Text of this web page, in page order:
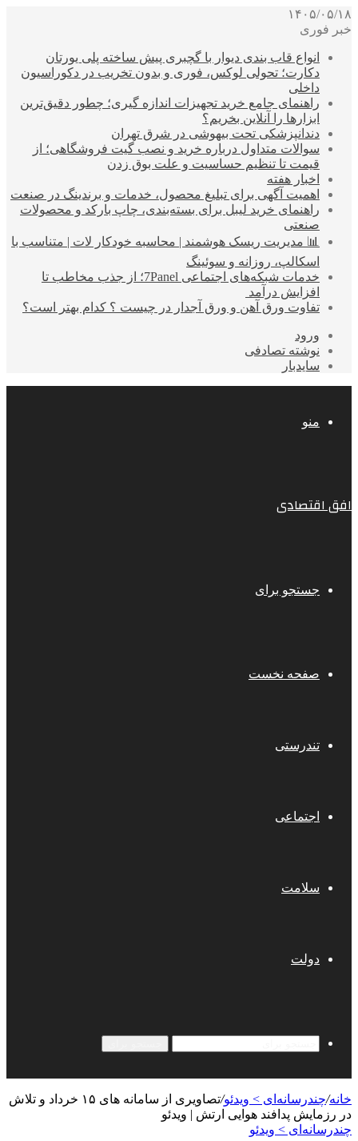
۱۴۰۵/۰۵/۱۸
خبر فوری
انواع قاب بندی دیوار با گچبری پیش ساخته پلی یورتان
دکارت؛ تحولی لوکس، فوری و بدون تخریب در دکوراسیون
داخلی
راهنمای جامع خرید تجهیزات اندازه گیری؛ چطور دقیق‌ترین
ابزارها را آنلاین بخریم؟
دندانپزشکی تحت بیهوشی در شرق تهران
سوالات متداول درباره خرید و نصب گیت فروشگاهی؛ از
قیمت تا تنظیم حساسیت و علت بوق زدن
اخبار هفته
اهمیت آگهی برای تبلیغ محصول، خدمات و برندینگ در صنعت
راهنمای خرید لیبل برای بسته‌بندی، چاپ بارکد و محصولات
صنعتی
📊 مدیریت ریسک هوشمند | محاسبه خودکار لات | متناسب با
اسکالپ، روزانه و سوئینگ
خدمات شبکه‌های اجتماعی 7Panel؛ از جذب مخاطب تا
افزایش درآمد
تفاوت ورق آهن و ورق آجدار در چیست ؟ کدام بهتر است؟
ورود
نوشته تصادفی
سایدبار
منو
افق اقتصادی
جستجو برای
صفحه نخست
تندرستی
اجتماعی
سلامت
دولت
خانه/چندرسانه‌ای > ویدئو/
تصاویری از سامانه های ۱۵ خرداد و تلاش
در رزمایش پدافند هوایی ارتش | ویدئو
چندرسانه‌ای > ویدئو